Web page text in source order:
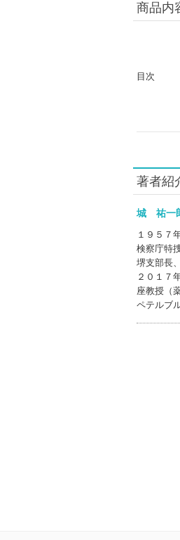
商品内
目次
著者紹
城 祐一
１９５７
検察庁特
堺支部長
２０１７
座教授（
ペテルブ